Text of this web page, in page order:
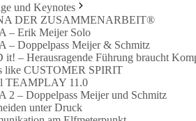
und Keynotes
DER ZUSAMMENARBEIT®
– Erik Meijer Solo
– Doppelpass Meijer & Schmitz
– Herausragende Führung braucht
like CUSTOMER SPIRIT
TEAMPLAY 11.0
2 – Doppelpass Meijer und Schmitz
unter Druck